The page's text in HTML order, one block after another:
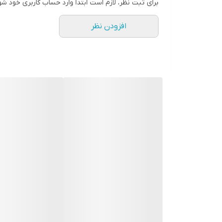
برای ثبت نظر، لازم است ابتدا وارد حساب کاربری خود
افزودن نظر